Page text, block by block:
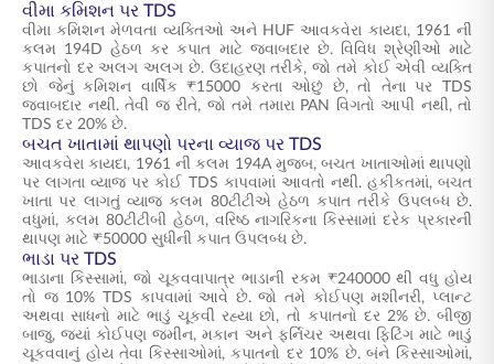
વીમા કમિશન પર TDS
વીમા કમિશન મેળવતા વ્યક્તિઓ અને HUF આવકવેરા કાયદા, 1961 ની
કલમ 194D હેઠળ કર કપાત માટે જવાબદાર છે. વિવિધ શ્રેણીઓ માટે
કપાતનો દર અલગ અલગ છે. ઉદાહરણ તરીકે, જો તમે કોઈ એવી વ્યક્તિ
છો જેનું કમિશન વાર્ષિક ₹15000 કરતા ઓછું છે, તો તેના પર TDS
જવાબદાર નથી. તેવી જ રીતે, જો તમે તમારા PAN વિગતો આપી નથી, તો
TDS દર 20% છે.
બચત ખાતામાં થાપણો પરના વ્યાજ પર TDS
આવકવેરા કાયદા, 1961 ની કલમ 194A મુજબ, બચત ખાતાઓમાં થાપણો
પર લાગતા વ્યાજ પર કોઈ TDS કાપવામાં આવતો નથી. હકીકતમાં, બચત
ખાતા પર લાગતું વ્યાજ કલમ 80ટીટીએ હેઠળ કપાત તરીકે ઉપલબ્ધ છે.
વધુમાં, કલમ 80ટીટીબી હેઠળ, વરિષ્ઠ નાગરિકના કિસ્સામાં દરેક પ્રકારની
થાપણ માટે ₹50000 સુધીની કપાત ઉપલબ્ધ છે.
ભાડા પર TDS
ભાડાના કિસ્સામાં, જો ચૂકવવાપાત્ર ભાડાની રકમ ₹240000 થી વધુ હોય
તો જ 10% TDS કાપવામાં આવે છે. જો તમે કોઈપણ મશીનરી, પ્લાન્ટ
અથવા સાધનો માટે ભાડું ચૂકવી રહ્યા છો, તો કપાતનો દર 2% છે. બીજી
બાજુ, જ્યાં કોઈપણ જમીન, મકાન અને ફર્નિચર અથવા ફિટિંગ માટે ભાડું
ચૂકવવાનું હોય તેવા કિસ્સાઓમાં, કપાતનો દર 10% છે. બંને કિસ્સાઓમાં,